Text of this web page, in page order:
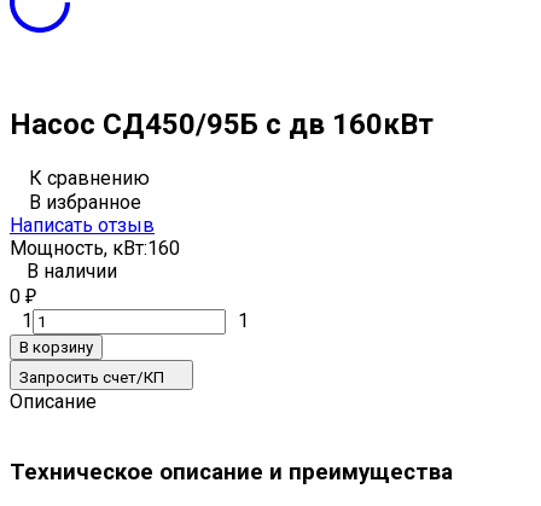
Насос СД450/95Б с дв 160кВт
К сравнению
В избранное
Написать отзыв
Мощность, кВт:160
В наличии
0 ₽
1 1
В корзину
Запросить счет/КП
Описание
Техническое описание и преимущества